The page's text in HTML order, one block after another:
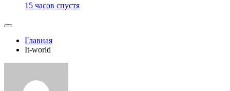
15 часов спустя
Главная
It-world